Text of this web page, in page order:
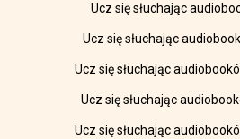
Ucz się słuchając
Ucz się słuchając
Ucz się słuchając
Ucz się słuchając
Ucz się słuchając